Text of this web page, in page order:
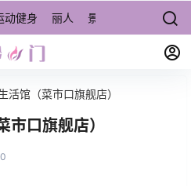
动健身 丽人 景点/周边游 宠物
活馆（菜市口旗舰店）
口旗舰店）
0